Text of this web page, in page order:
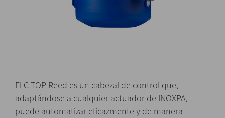
El C-TOP Reed es un cabezal de control que,
adaptándose a cualquier actuador de INOXPA,
puede automatizar eficazmente y de manera